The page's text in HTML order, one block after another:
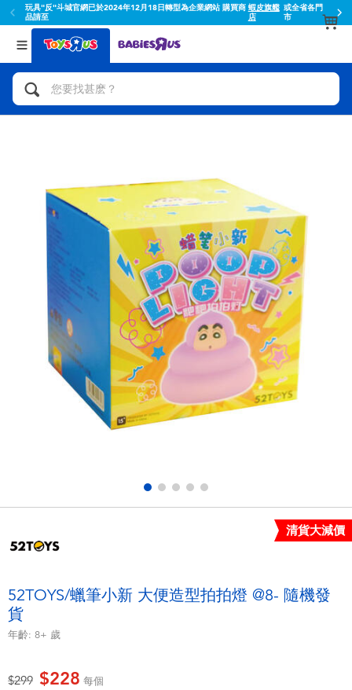
玩具"反"斗城官網已於2024年12月18日轉型為企業網站 購買商
品請至
蝦皮旗艦
店
或全省各門
市
返回
分類目錄
人氣英雄,角色扮演,射擊玩具
拼砌組合及樂高LEGO
玩具車,貨車,火車及遙控系列
手工藝,文具,蠟筆,泥膠,畫板
娃娃, 芭比,收藏公仔
電子玩具
遊戲及拼圖系列
毛毛公仔玩具
夏日
返回
品牌
Toy Story玩具總動員
Fuggler
Miniso名創優品
playpop
LEGO樂高
Barbie芭比
清貨大減價
52TOYS/蠟筆小新 大便造型拍拍燈 @8- 隨機發
貨
年齡: 8+ 歲
價格從
$299至$228 每個